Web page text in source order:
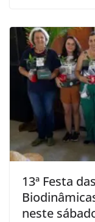
13ª Festa
neste